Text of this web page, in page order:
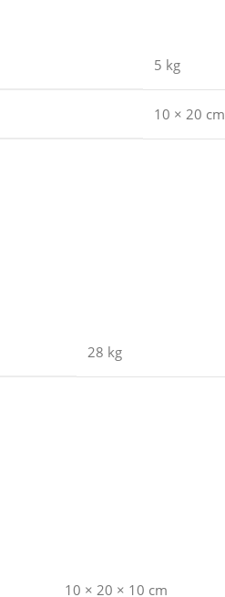
5 kg
10 × 20 cm
28 kg
10 × 20 × 10 cm